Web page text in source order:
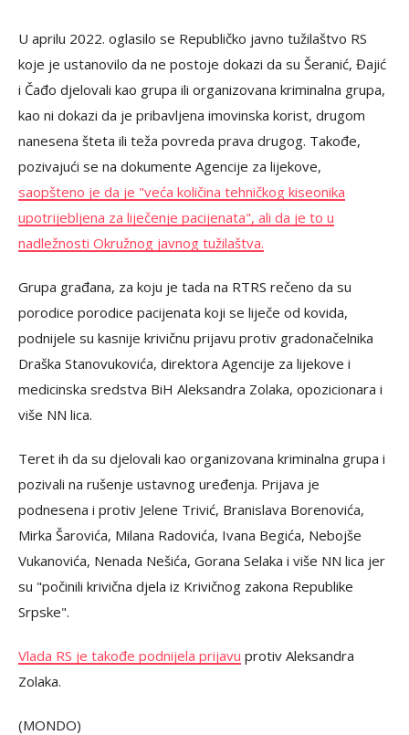
U aprilu 2022. oglasilo se Republičko javno tužilaštvo RS
koje je ustanovilo da ne postoje dokazi da su Šeranić, Đajić
i Čađo djelovali kao grupa ili organizovana kriminalna grupa,
kao ni dokazi da je pribavljena imovinska korist, drugom
nanesena šteta ili teža povreda prava drugog. Takođe,
pozivajući se na dokumente Agencije za lijekove,
saopšteno je da je "veća količina tehničkog kiseonika
upotrijebljena za liječenje pacijenata", ali da je to u
nadležnosti Okružnog javnog tužilaštva.
Grupa građana, za koju je tada na RTRS rečeno da su
porodice porodice pacijenata koji se liječe od kovida,
podnijele su kasnije krivičnu prijavu protiv gradonačelnika
Draška Stanovukovića, direktora Agencije za lijekove i
medicinska sredstva BiH Aleksandra Zolaka, opozicionara i
više NN lica.
Teret ih da su djelovali kao organizovana kriminalna grupa i
pozivali na rušenje ustavnog uređenja. Prijava je
podnesena i protiv Jelene Trivić, Branislava Borenovića,
Mirka Šarovića, Milana Radovića, Ivana Begića, Nebojše
Vukanovića, Nenada Nešića, Gorana Selaka i više NN lica jer
su "počinili krivična djela iz Krivičnog zakona Republike
Srpske".
Vlada RS je takođe podnijela prijavu protiv Aleksandra
Zolaka.
(MONDO)